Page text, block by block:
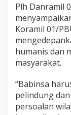
Plh Danramil
Koramil 01/
humanis dan
masyarakat.
“Babinsa
pelindung
persoalan